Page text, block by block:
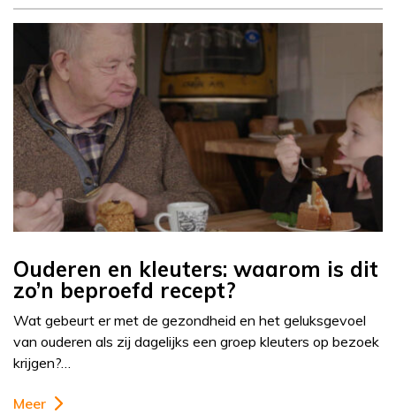
Ouderen en kleuters: waarom is dit
zo’n beproefd recept?
Wat gebeurt er met de gezondheid en het geluksgevoel
van ouderen als zij dagelijks een groep kleuters op bezoek
krijgen?…
Meer